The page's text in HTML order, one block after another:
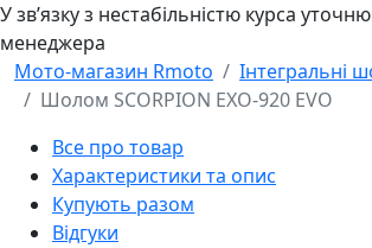
У звʼязку з нестабільністю курса
менеджера
Мото-магазин Rmoto
Інтегральні
Шолом SCORPION EXO-920 EVO
Все про товар
Характеристики та опис
Купують разом
Відгуки